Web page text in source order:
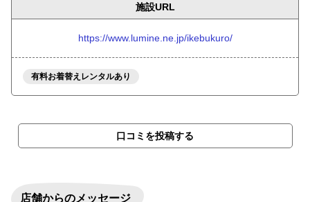
施設URL
https://www.lumine.ne.jp/ikebukuro/
有料お着替えレンタルあり
口コミを投稿する
店舗からのメッセージ